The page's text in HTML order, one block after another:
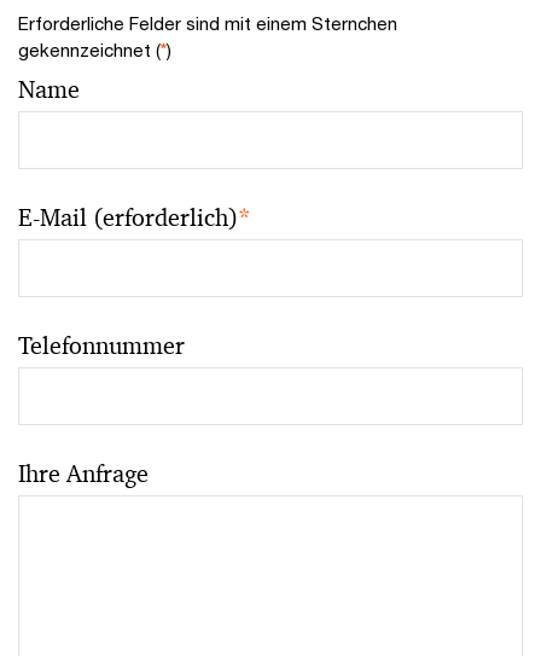
Erforderliche Felder sind mit einem Sternchen
gekennzeichnet (*)
Name
E-Mail (erforderlich)*
Telefonnummer
Ihre Anfrage